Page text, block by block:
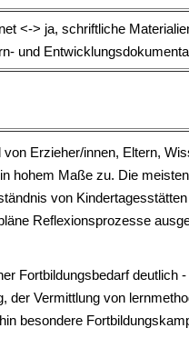
<-> ja, schriftliche
und
Erzieher/innen, Eltern,
hohem Maße zu. Die
von
Reflexionsprozesse
Fortbildungsbedarf
Vermittlung von
besondere